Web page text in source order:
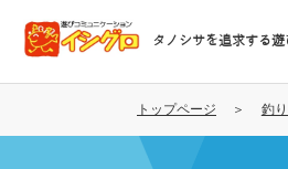
コ
テ
タノシサを追求する
トップページ 釣